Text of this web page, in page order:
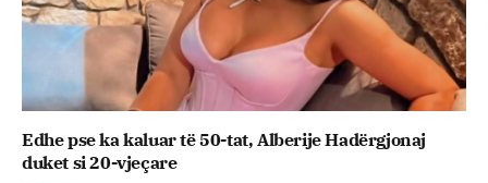
Edhe pse ka kaluar të 50-tat, Alberije Hadërgjonaj
duket si 20-vjeçare